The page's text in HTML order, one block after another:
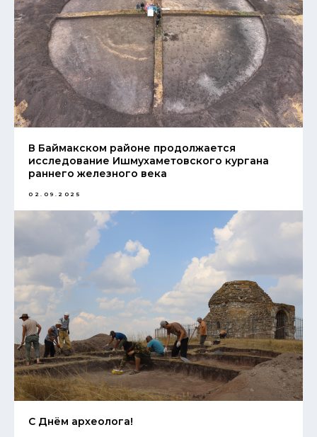
В Баймакском районе продолжается
исследование Ишмухаметовского кургана
раннего железного века
02.09.2025
С Днём археолога!